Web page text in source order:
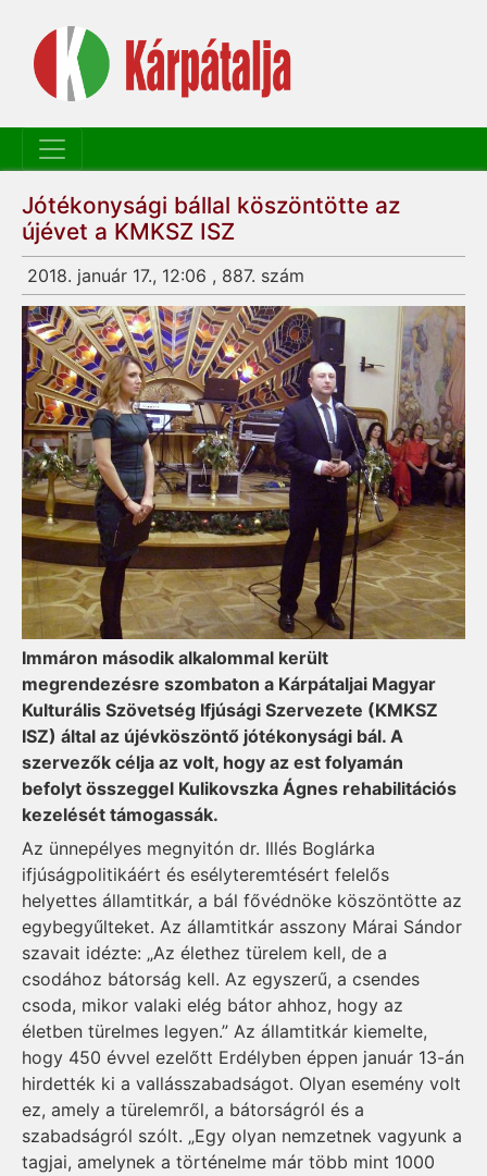
Jótékonysági bállal köszöntötte az
újévet a KMKSZ ISZ
2018. január 17., 12:06 , 887. szám
Immáron második alkalommal került
megrendezésre szombaton a Kárpátaljai Magyar
Kulturális Szövetség Ifjúsági Szervezete (KMKSZ
ISZ) által az újévköszöntő jótékonysági bál. A
szervezők célja az volt, hogy az est folyamán
befolyt összeggel Kulikovszka Ágnes rehabilitációs
kezelését támogassák.
Az ünnepélyes megnyitón dr. Illés Boglárka
ifjúságpolitikáért és esélyteremtésért felelős
helyettes államtitkár, a bál fővédnöke köszöntötte az
egybegyűlteket. Az államtitkár asszony Márai Sándor
szavait idézte: „Az élethez türelem kell, de a
csodához bátorság kell. Az egyszerű, a csendes
csoda, mikor valaki elég bátor ahhoz, hogy az
életben türelmes legyen.” Az államtitkár kiemelte,
hogy 450 évvel ezelőtt Erdélyben éppen január 13-án
hirdették ki a vallásszabadságot. Olyan esemény volt
ez, amely a türelemről, a bátorságról és a
szabadságról szólt. „Egy olyan nemzetnek vagyunk a
tagjai, amelynek a történelme már több mint 1000